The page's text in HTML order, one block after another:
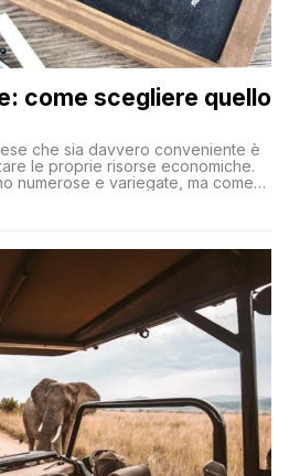
come scegliere quello
che sia davvero conveniente è
le proprie risorse economiche.
numerose e variegate, ma come
alle proprie esigenze senza